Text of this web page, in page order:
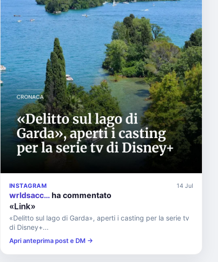
INSTAGRAM 14 Jul
wrldsacc… ha commentato
«Link»
«Delitto sul lago di Garda», aperti i casting per la serie tv
di Disney+...
Apri anteprima post e DM →